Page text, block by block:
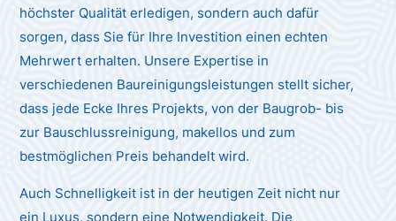
höchster Qualität erledigen, sondern auch dafür
sorgen, dass Sie für Ihre Investition einen echten
Mehrwert erhalten. Unsere Expertise in
verschiedenen Baureinigungsleistungen stellt sicher,
dass jede Ecke Ihres Projekts, von der Baugrob- bis
zur Bauschlussreinigung, makellos und zum
bestmöglichen Preis behandelt wird.
Auch Schnelligkeit ist in der heutigen Zeit nicht nur
ein Luxus, sondern eine Notwendigkeit. Die